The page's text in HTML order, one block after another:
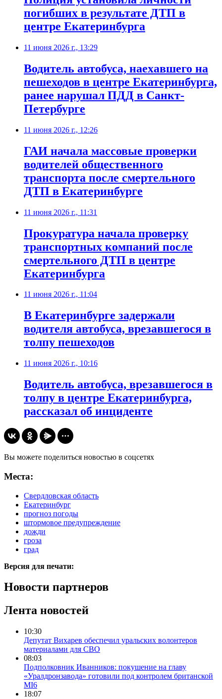
погибших в результате ДТП в
центре Екатеринбурга
11 июня 2026 г., 13:29
Водитель автобуса, наехавшего на
пешеходов в центре Екатеринбурга,
ранее нарушал ПДД в Санкт-
Петербурге
11 июня 2026 г., 12:26
ГАИ начала массовые проверки
водителей общественного
транспорта после смертельного
ДТП в Екатеринбурге
11 июня 2026 г., 11:31
Прокуратура начала проверку
транспортных компаний после
смертельного ДТП в центре
Екатеринбурга
11 июня 2026 г., 11:04
В Екатеринбурге задержали
водителя автобуса, врезавшегося в
толпу пешеходов
11 июня 2026 г., 10:16
Водитель автобуса, врезавшегося в
толпу в центре Екатеринбурга,
рассказал об инциденте
Вы можете поделиться новостью в соцсетях
Места:
Свердловская область
Екатеринбург
прогноз погоды
штормовое предупреждение
дожди
гроза
град
Версия для печати:
Новости партнеров
Лента новостей
10:30
Депутат Вихарев обеспечил уральских волонтеров
материалами для СВО
08:03
Подполковник Иванников: покушение на главу
«Уралдронзавода» готовили под контролем британской
MI6
18:07